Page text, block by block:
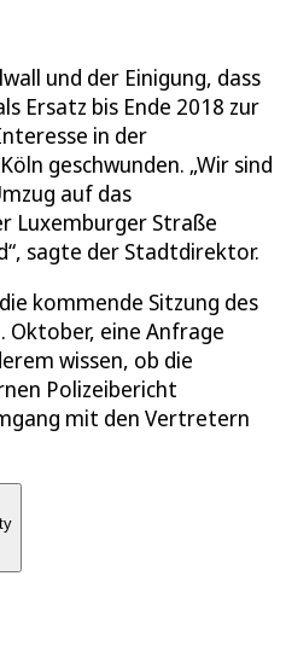
und der Einigung, dass
Ersatz bis Ende 2018 zur
in der
geschwunden. „Wir sind
auf das
Luxemburger Straße
sagte der Stadtdirektor.
kommende Sitzung des
eine Anfrage
wissen, ob die
Polizeibericht
mit den Vertretern